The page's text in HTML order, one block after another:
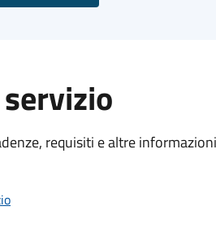
requisiti e altre